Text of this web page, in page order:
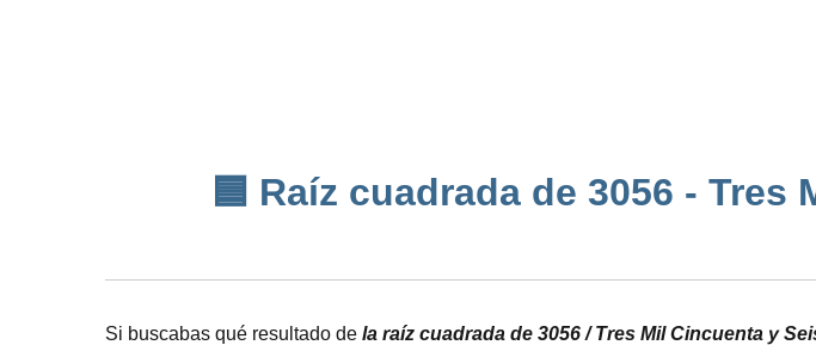
🟦 Raíz cuadrada de 3056 - Tres
Si buscabas qué resultado de la raíz cuadrada de 3056 / Tres Mil Cincuenta y